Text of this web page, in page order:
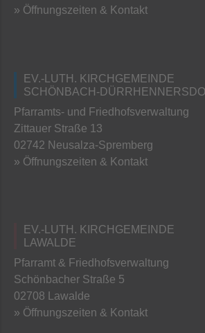
» Öffnungszeiten & Kontakt
EV.-LUTH. KIRCHGEMEINDE
SCHÖNBACH-
Pfarramts- und Friedhofsverwaltung
Zittauer Straße 13
02742 Neusalza-Spremberg
» Öffnungszeiten & Kontakt
EV.-LUTH. KIRCHGEMEINDE
LAWALDE
Pfarramt & Friedhofsverwaltung
Schönbacher Straße 5
02708 Lawalde
» Öffnungszeiten & Kontakt